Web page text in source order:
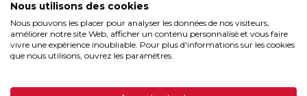
INFOS UTILES
Nous utilisons des cookies
Nous pouvons les placer pour analyser les données de nos visiteurs,
améliorer notre site Web, afficher un contenu personnalisé et vous faire
vivre une expérience inoubliable. Pour plus d'informations sur les cookies
que nous utilisons, ouvrez les paramètres.